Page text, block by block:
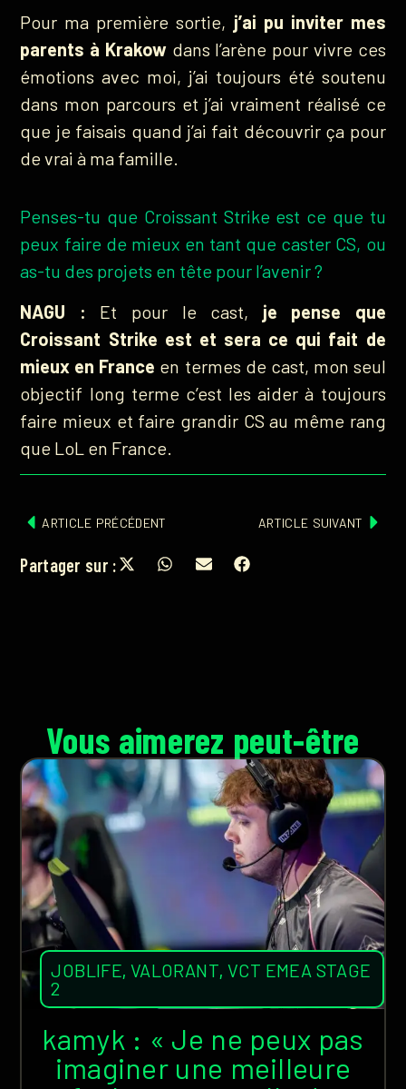
Pour ma première sortie, j’ai pu inviter mes
parents à Krakowdans l’arène pour vivre ces
émotions avec moi, j’ai toujours été soutenu
dans mon parcours et j’ai vraiment réalisé ce
que je faisais quand j’ai fait découvrir ça pour
de vrai à ma famille.
Penses-tu que Croissant Strike est ce que tu
peux faire de mieux en tant que caster CS, ou
as-tu des projets en tête pour l’avenir ?
NAGU : Et pour le cast, je pense que
Croissant Strike est et sera ce qui fait de
mieux en France en termes de cast, mon seul
objectif long terme c’est les aider à toujours
faire mieux et faire grandir CS au même rang
que LoL en France.
ARTICLE PRÉCÉDENT ARTICLE SUIVANT
Partager sur :
Vous aimerez peut-être
JOBLIFE,VALORANT,VCT EMEA STAGE
2
kamyk : « Je ne peux pas
imaginer une meilleure